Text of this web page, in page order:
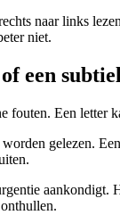
naar links
niet.
een
fouten. Een
gelezen.
aankondigt.